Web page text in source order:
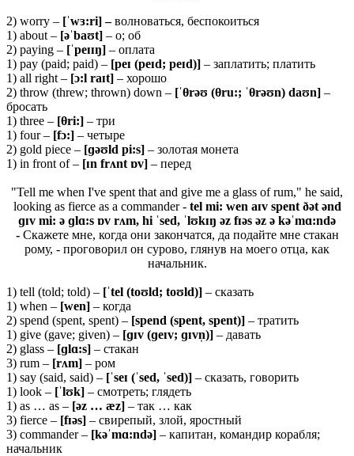
2) worry – [ˈwɜ:ri] –волноваться, беспокоиться
1) about – [əˈbaʊt] – о; об
2) paying – [ˈpeɪɪŋ] – оплата
1) pay (paid; paid) – [peɪ (peɪd; peɪd)] – заплатить; платить
1) all right – [ɔ:l raɪt] – хорошо
2) throw (threw; thrown) down – [ˈθrəʊ (θru:; ˈθrəʊn) daʊn] –
бросать
1) three – [θri:] – три
1) four – [fɔ:] – четыре
2) gold piece – [ɡəʊld pi:s] – золотая монета
1) in front of – [ɪn frʌnt ɒv] – перед
"Tell me when I've spent that and give me a glass of rum," he said,
looking as fierce as a commander - tel mi: wen aɪv spent ðət ənd
ɡɪv mi: ə ɡlɑ:s ɒv rʌm, hi ˈsed, ˈlʊkɪŋ əz fɪəs əz ə kəˈmɑ:ndə
-Скажете мне, когда они закончатся, да подайте мне стакан
рому, - проговорил он сурово, глянув на моего отца, как
начальник.
1) tell (told; told) – [ˈtel (toʊld; toʊld)] – сказать
1) when – [wen] – когда
2) spend (spent, spent) – [spend (spent, spent)] – тратить
1) give (gave; given) – [ɡɪv (ɡeɪv; ɡɪvn̩)] – давать
2) glass – [ɡlɑ:s] – стакан
3) rum – [rʌm] – ром
1) say (said, said) – [ˈseɪ (ˈsed, ˈsed)] – сказать, говорить
1) look – [ˈlʊk] – смотреть; глядеть
1) as … as – [əz … æz] – так … как
3) fierce – [fɪəs] – свирепый, злой, яростный
3) commander – [kəˈmɑ:ndə] – капитан, командир корабля;
начальник